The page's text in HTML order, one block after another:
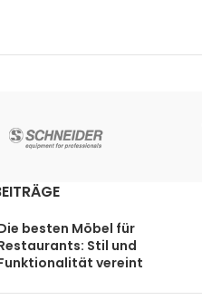
besten Möbel für
Stil und
vereint